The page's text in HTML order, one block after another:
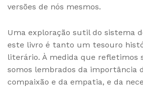
versões de nós mesmos.
Uma exploração sutil do sistema
este livro é tanto um tesouro
literário. À medida que refletimos
somos lembrados da importância
compaixão e da empatia, e da